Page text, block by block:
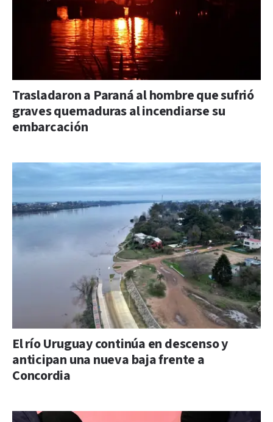
Trasladaron a Paraná al hombre que sufrió
graves quemaduras al incendiarse su
embarcación
El río Uruguay continúa en descenso y
anticipan una nueva baja frente a
Concordia